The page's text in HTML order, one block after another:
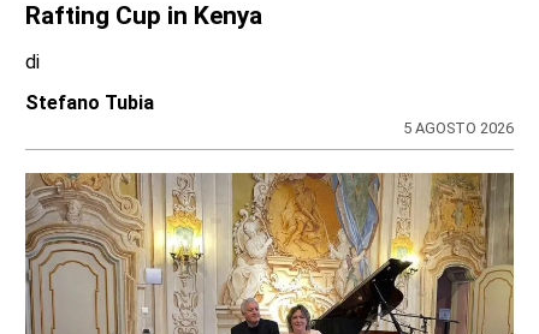
Addio a Gabriele Araudo, storica colonna
dell’Ardor San Francesco
di
Stefano Tubia
6 AGOSTO 2026